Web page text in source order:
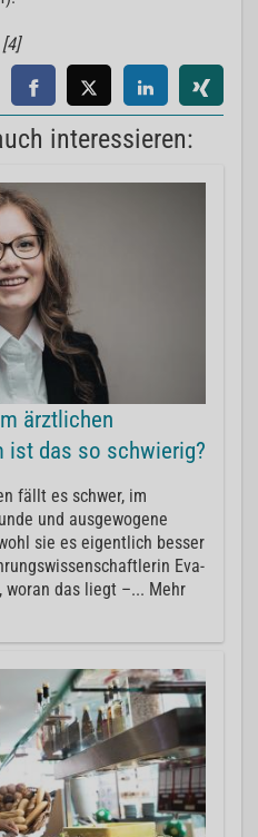
interessieren:
ärztlichen
ist das so schwierig?
fällt es schwer, im
und ausgewogene
sie es eigentlich besser
Eva-
das liegt –... Mehr